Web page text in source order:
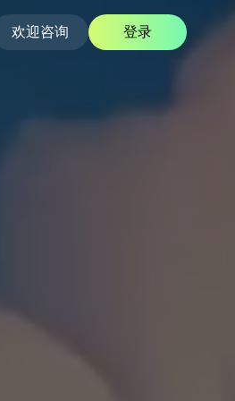
欢迎咨询 登录